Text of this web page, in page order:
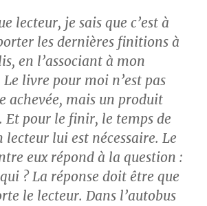
lecteur, je sais que c’est à
les dernières finitions à
en l’associant à mon
Le livre pour moi n’est pas
achevée, mais un produit
pour le finir, le temps de
lecteur lui est nécessaire. Le
eux répond à la question :
? La réponse doit être que
le lecteur. Dans l’autobus